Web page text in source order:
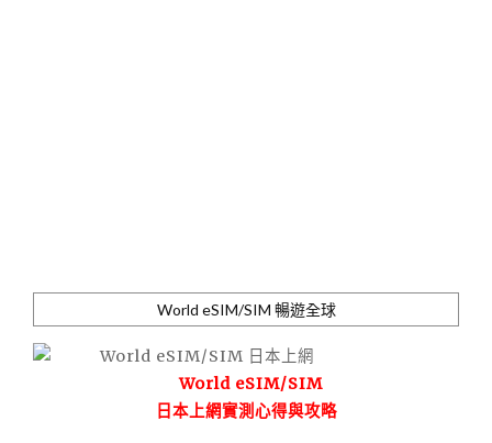
World eSIM/SIM 暢遊全球
World eSIM/SIM
日本上網實測心得與攻略